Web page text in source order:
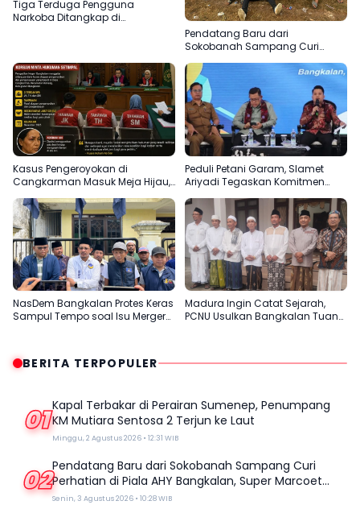
Tiga Terduga Pengguna
Narkoba Ditangkap di
Pendatang Baru dari
Sokobanah Sampang Curi
Bangkalan, Super Marcoet Juara
1 Galatama
Kasus Pengeroyokan di
Cangkarman Masuk Meja Hijau,
Setimpal
Peduli Petani Garam, Slamet
Ariyadi Tegaskan Komitmen
Masyarakat Madura
NasDem Bangkalan Protes Keras
Sampul Tempo soal Isu Merger
Madura Ingin Catat Sejarah,
PCNU Usulkan Bangkalan Tuan
BERITA TERPOPULER
01 Kapal Terbakar di Perairan Sumenep, Penumpang
KM Mutiara Sentosa 2 Terjun ke Laut
Minggu, 2 Agustus 2026 • 12:31 WIB
02Pendatang Baru dari Sokobanah Sampang Curi
Perhatian di Piala AHY Bangkalan, Super Marcoet
Juara 1 Galatama
Senin, 3 Agustus 2026 • 10:28 WIB